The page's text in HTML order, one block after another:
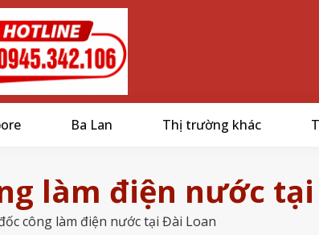
Ba Lan Thị trường khác
làm điện nước
công làm điện nước tại Đài Loan